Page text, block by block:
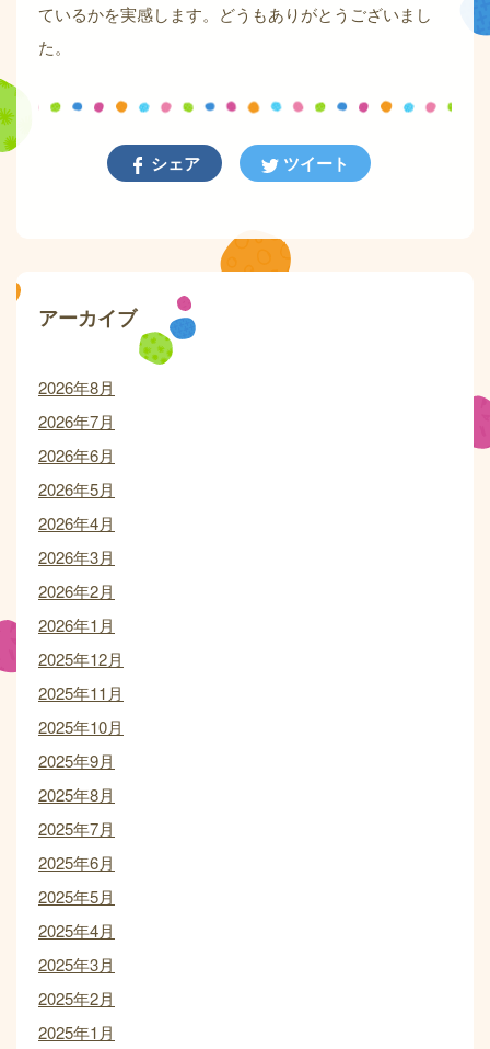
ているかを実感します。どうもありがとうございまし
た。
シェア ツイート
アーカイブ
2026年8月
2026年7月
2026年6月
2026年5月
2026年4月
2026年3月
2026年2月
2026年1月
2025年12月
2025年11月
2025年10月
2025年9月
2025年8月
2025年7月
2025年6月
2025年5月
2025年4月
2025年3月
2025年2月
2025年1月